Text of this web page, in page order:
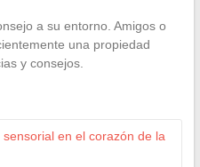
a su entorno. Amigos o
una propiedad
y consejos.
en el corazón de la